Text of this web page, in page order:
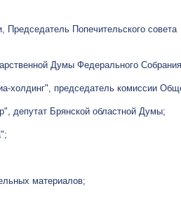
Председатель Попечительского совета
Думы Федерального
холдинг", председатель комиссии
депутат Брянской областной Думы;
материалов;